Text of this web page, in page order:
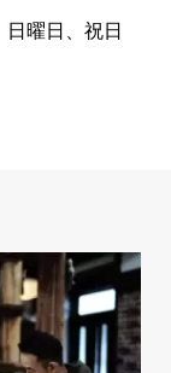
日曜日、祝日